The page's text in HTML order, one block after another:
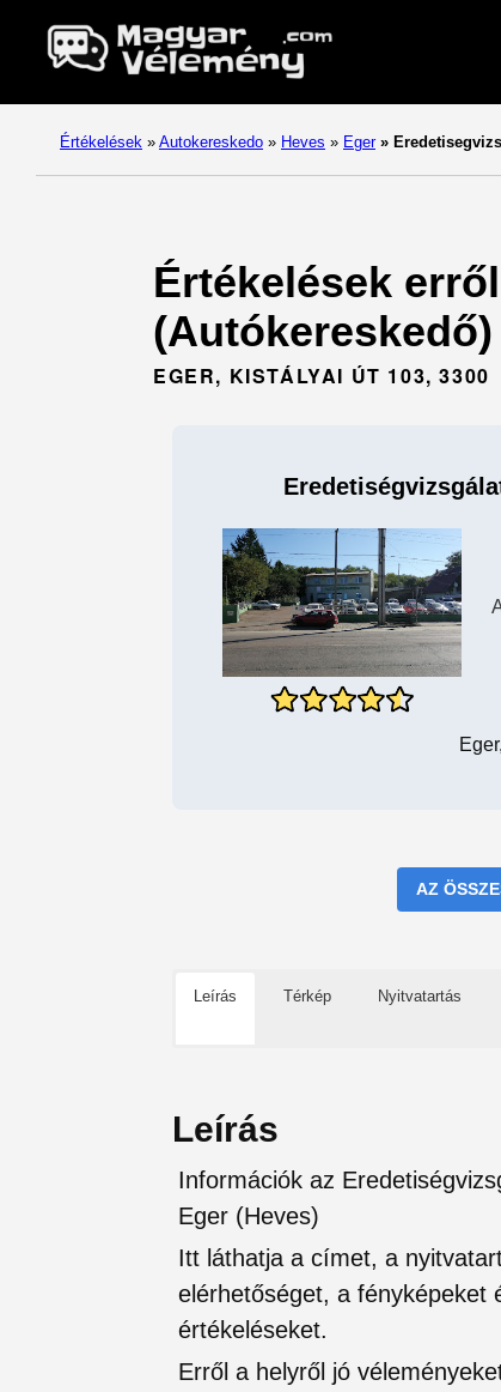
Értékelések » Autokereskedo » Heves » Eger »
Értékelések
EGER, KISTÁLYAI ÚT 103, 3300
AZ
Leírás Térkép Nyitvatartás
Leírás
Információk az
Eger (Heves)
Itt láthatja a címet, a
elérhetőséget, a fényképeket
értékeléseket.
Erről a helyről jó